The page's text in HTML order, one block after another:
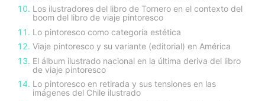
Los ilustradores del libro de Tornero en el contexto del
boom del libro de viaje pintoresco
Lo pintoresco como categoría estética
Viaje pintoresco y su variante (editorial) en América
El álbum ilustrado nacional en la última deriva del libro
de viaje pintoresco
Lo pintoresco en retirada y sus tensiones en las
imágenes del Chile ilustrado